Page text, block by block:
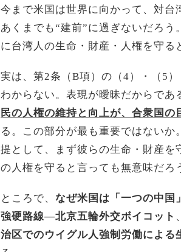
今まで米国は世界に向かって、対
あくまでも“建前”に過ぎないだろう
に台湾人の生命・財産・人権を守る
実は、第2条（B項）の（4）・（5
わからない。表現が曖昧だからであ
民の人権の維持と向上が、合衆国の
る。この部分が最も重要ではない
提として、まず彼らの生命・財産を
の人権を守ると言っても無意味だろ
ところで、 なぜ米国は「一つの中国
強硬路線―北京五輪外交ボイコット 、
治区でのウイグル人強制労働によ